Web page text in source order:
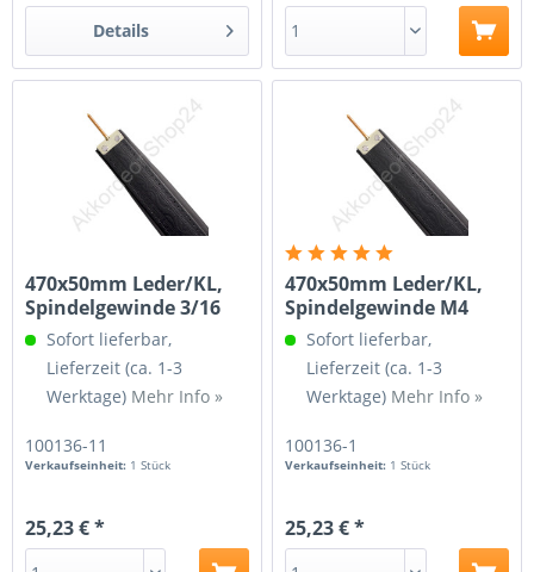
Details
470x50mm Leder/KL,
Spindelgewinde 3/16
Sofort lieferbar,
Lieferzeit (ca. 1-3
Werktage) Mehr Info »
100136-11
Verkaufseinheit: 1 Stück
25,23 € *
470x50mm Leder/KL,
Spindelgewinde M4
Sofort lieferbar,
Lieferzeit (ca. 1-3
Werktage) Mehr Info »
100136-1
Verkaufseinheit: 1 Stück
25,23 € *